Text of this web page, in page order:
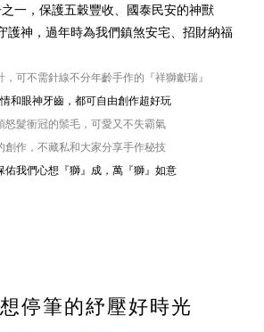
一， 保護五穀豐收、國泰民安的神獸
護神， 過年時為我們鎮煞安宅、招財納福
可不需針線不分年齡手作的『祥獅獻瑞』
和眼神牙齒，都可自由創作超好玩
怒髮衝冠的鬃毛，可愛又不失霸氣
創作，不藏私和大家分享手作秘技
佑我們心想『獅』成，萬『獅』如意
停筆的紓壓好時光